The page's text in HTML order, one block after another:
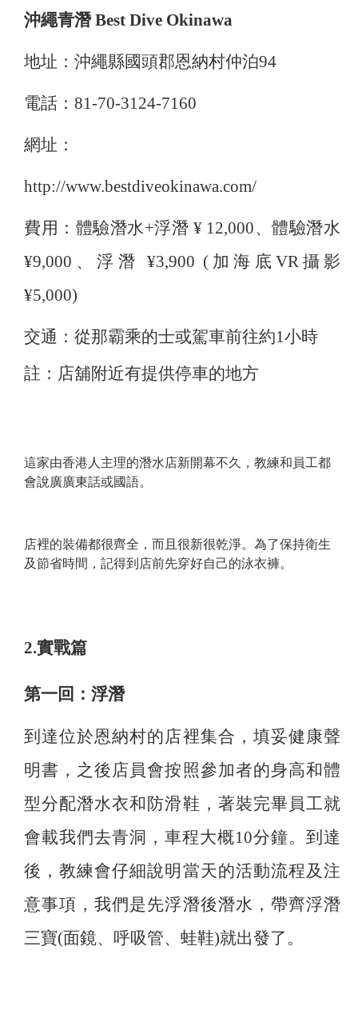
沖繩青潛 Best Dive Okinawa
地址：沖繩縣國頭郡恩納村仲泊94
電話：81-70-3124-7160
網址：
http://www.bestdiveokinawa.com/
費用：體驗潛水+浮潛 ¥ 12,000、體驗潛水
¥9,000、浮潛 ¥3,900 (加海底VR攝影
¥5,000)
交通：從那霸乘的士或駕車前往約1小時
註：店舖附近有提供停車的地方
這家由香港人主理的潛水店新開幕不久，教練和員工都
會說廣廣東話或國語。
店裡的裝備都很齊全，而且很新很乾淨。為了保持衛生
及節省時間，記得到店前先穿好自己的泳衣褲。
2.實戰篇
第一回：浮潛
到達位於恩納村的店裡集合，填妥健康聲
明書，之後店員會按照參加者的身高和體
型分配潛水衣和防滑鞋，著裝完畢員工就
會載我們去青洞，車程大概10分鐘。到達
後，教練會仔細說明當天的活動流程及注
意事項，我們是先浮潛後潛水，帶齊浮潛
三寶(面鏡、呼吸管、蛙鞋)就出發了。